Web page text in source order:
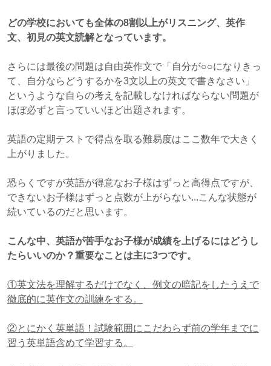
どの学校においても全体の8割以上がリスニング、英作
文、初見の英文読解となっています。
さらには最後の問題は自由英作文で「自分が○○になりきっ
て、自分ならどうするかを3文以上の英文で書きなさい」
というような自らの考えを記載しなければならない問題が
ほぼ必ずと言っていいほど出題されます。
英語の定期テストで得点を取る難易度はここ数年で大きく
上がりました。
恐らくですが英語が得意なお子様はずっと高得点ですが、
できないお子様はずっと点数が上がらない...こんな状態が
続いているのだと思います。
こんな中、英語が苦手なお子様が成績を上げるにはどうし
たらいいのか？重要なことは主に3つです。
①英文法を理解するだけでなく、例文の暗記をしたうえで
徹底的に英作文の訓練をする。
②とにかく英単語！試験範囲にこだわらず前の学年までに
習う英単語含めて学習する。